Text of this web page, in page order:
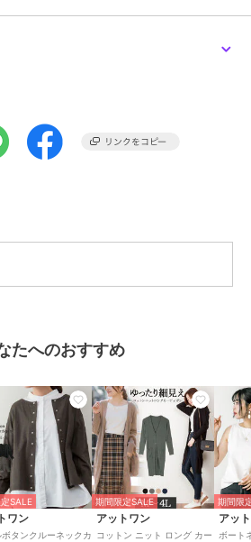
(ジーンズ)やストレートパンツと合わせて
かわいいです！
ヒールパンプスを合わせたスタイルや、キ
エットでの着こなしやマタニティの方に
、身巾：55cm、裾巾：38cm、袖丈：
袖口巾：8.5cm
、身巾：61cm、裾巾：42cm、袖丈：
口巾：9.5cm
、身巾：67cm、裾巾：46cm、袖丈：
口巾：10.5cm
たへのおすすめ
SALE
ワン
ボタンクルーネックカ
期間限定SALE
アットワン
コットン ニット ロング カー
期間限
アッ
ボート